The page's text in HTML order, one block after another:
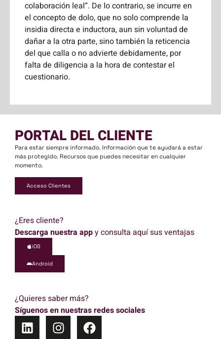
colaboración leal”. De lo contrario, se incurre en
el concepto de dolo, que no solo comprende la
insidia directa e inductora, aun sin voluntad de
dañar a la otra parte, sino también la reticencia
del que calla o no advierte debidamente, por
falta de diligencia a la hora de contestar el
cuestionario.
PORTAL DEL CLIENTE
Para estar siempre informado. Información que te ayudará a estar
más protegido. Recursos que puedes necesitar en cualquier
momento.
Acceso Clientes
¿Eres cliente?
Descarga nuestra appy consulta aquí sus ventajas
iOS
Android
¿Quieres saber más?
Síguenos en nuestras redes sociales